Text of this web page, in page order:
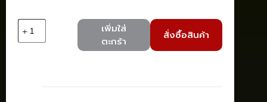
Link
เพิ่มใส่
ตะกร้า
สั่งซื้อสินค้า